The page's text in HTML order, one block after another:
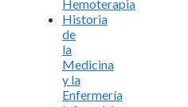
Hemoterapia
Historia
de
la
Medicina
y la
Enfermería